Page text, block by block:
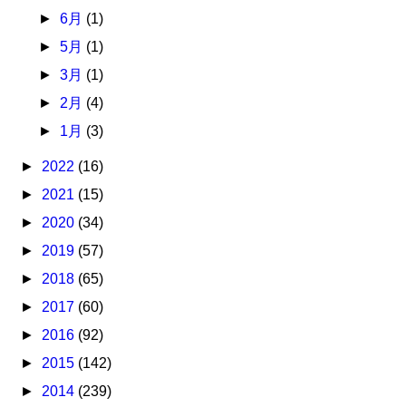
► 6月 (1)
► 5月 (1)
► 3月 (1)
► 2月 (4)
► 1月 (3)
► 2022 (16)
► 2021 (15)
► 2020 (34)
► 2019 (57)
► 2018 (65)
► 2017 (60)
► 2016 (92)
► 2015 (142)
► 2014 (239)